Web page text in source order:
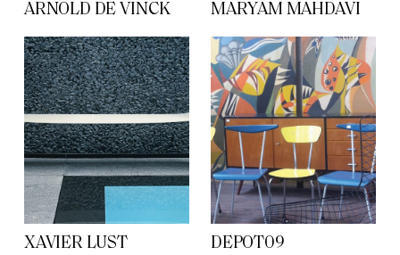
ARNOLD DE VINCK MARYAM MAHDAVI
XAVIER LUST DEPOT09